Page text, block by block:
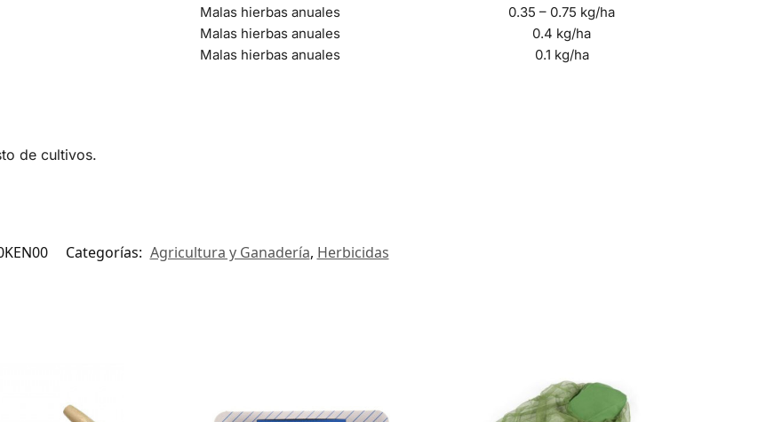
Malas hierbas anuales
0.35 – 0.75 kg/ha
Malas hierbas anuales
0.4 kg/ha
Malas hierbas anuales 0.1 kg/ha
de cultivos.
Categorías: Agricultura y Ganadería, Herbicidas